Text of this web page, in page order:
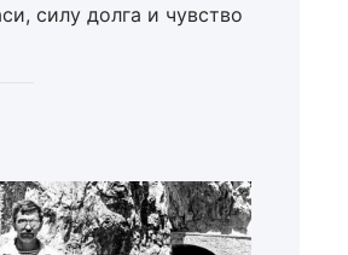
силу долга и чувство